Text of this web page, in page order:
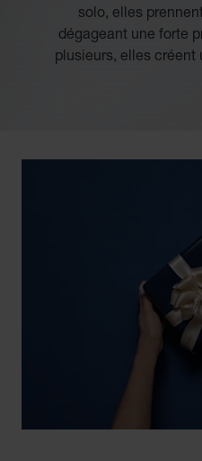
solo, elles
dégageant une forte
plusieurs, elles créent